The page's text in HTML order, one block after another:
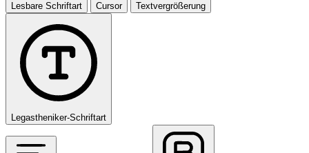
Lesbare Schriftart Cursor Textvergrößerung
Legastheniker-Schriftart